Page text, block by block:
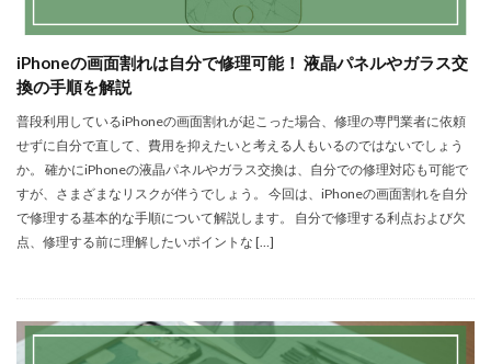
iPhoneの画面割れは自分で修理可能！ 液晶パネルやガラス交
換の手順を解説
普段利用しているiPhoneの画面割れが起こった場合、修理の専門業者に依頼
せずに自分で直して、費用を抑えたいと考える人もいるのではないでしょう
か。 確かにiPhoneの液晶パネルやガラス交換は、自分での修理対応も可能で
すが、さまざまなリスクが伴うでしょう。 今回は、iPhoneの画面割れを自分
で修理する基本的な手順について解説します。 自分で修理する利点および欠
点、修理する前に理解したいポイントな […]